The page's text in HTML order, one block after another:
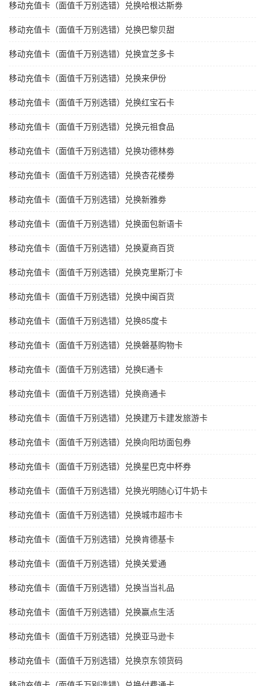
移动充值卡（面值千万别选错）兑换哈根达斯劵
移动充值卡（面值千万别选错）兑换巴黎贝甜
移动充值卡（面值千万别选错）兑换宜芝多卡
移动充值卡（面值千万别选错）兑换来伊份
移动充值卡（面值千万别选错）兑换红宝石卡
移动充值卡（面值千万别选错）兑换元祖食品
移动充值卡（面值千万别选错）兑换功德林劵
移动充值卡（面值千万别选错）兑换杏花楼劵
移动充值卡（面值千万别选错）兑换新雅劵
移动充值卡（面值千万别选错）兑换面包新语卡
移动充值卡（面值千万别选错）兑换夏商百货
移动充值卡（面值千万别选错）兑换克里斯汀卡
移动充值卡（面值千万别选错）兑换中闽百货
移动充值卡（面值千万别选错）兑换85度卡
移动充值卡（面值千万别选错）兑换磐基购物卡
移动充值卡（面值千万别选错）兑换E通卡
移动充值卡（面值千万别选错）兑换商通卡
移动充值卡（面值千万别选错）兑换建万卡建发旅游卡
移动充值卡（面值千万别选错）兑换向阳坊面包券
移动充值卡（面值千万别选错）兑换星巴克中杯券
移动充值卡（面值千万别选错）兑换光明随心订牛奶卡
移动充值卡（面值千万别选错）兑换城市超市卡
移动充值卡（面值千万别选错）兑换肯德基卡
移动充值卡（面值千万别选错）兑换关爱通
移动充值卡（面值千万别选错）兑换当当礼品
移动充值卡（面值千万别选错）兑换赢点生活
移动充值卡（面值千万别选错）兑换亚马逊卡
移动充值卡（面值千万别选错）兑换京东领货码